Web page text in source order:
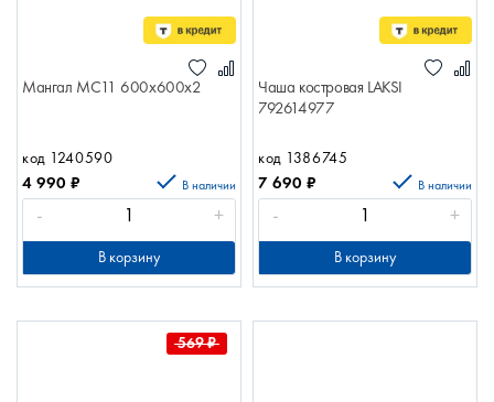
Мангал МС11 600х600х2
код 1240590
4 990 ₽ В наличии
- +
В корзину
Чаша костровая LAKSI
792614977
код 1386745
7 690 ₽ В наличии
- +
В корзину
569₽